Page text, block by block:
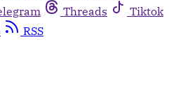
Threads
Tiktok
RSS